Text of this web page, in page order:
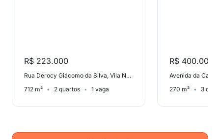
R$ 223.000
Rua Derocy Giácomo da Silva, Vila Nova
712 m²
2 quartos 1 vaga
R$ 400.000
Avenida da
270 m²
3